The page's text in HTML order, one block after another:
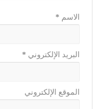
الاسم *
البريد الإلكتروني *
الموقع الإلكتروني